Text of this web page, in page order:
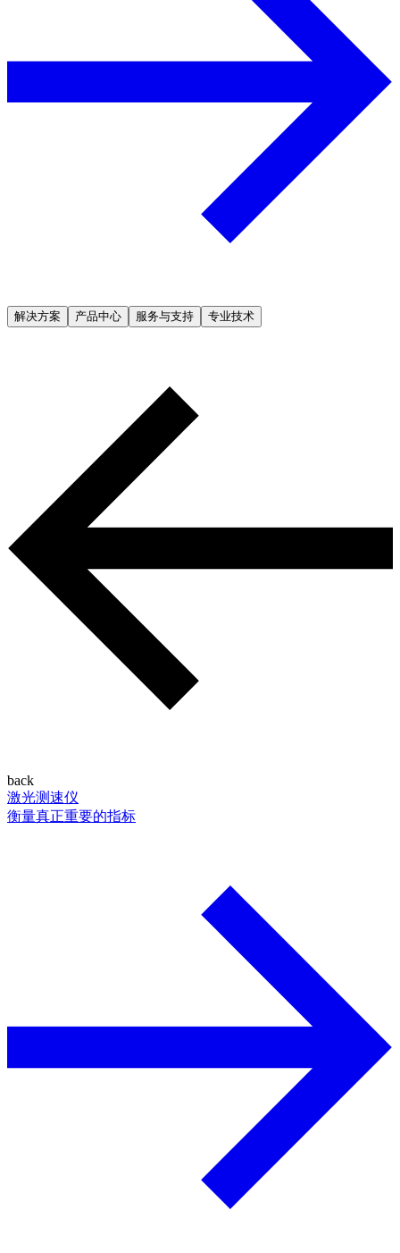
解决方案 产品中心 服务与支持 专业技术
back
激光测速仪
衡量真正重要的指标